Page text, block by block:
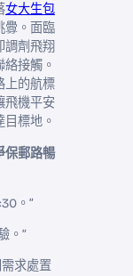
女大生包
釁。面臨
調劑飛翔
接觸。
上的航標
飛機平安
標地。
保郵路暢
。”
。”
求處置